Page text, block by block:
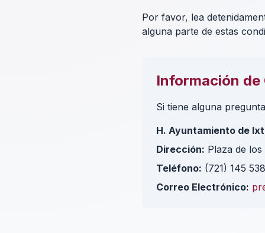
Por favor, lea
alguna parte de estas
Información
Si tiene alguna
H. Ayuntamiento de
Dirección: Plaza de
Teléfono: (721) 145
Correo Electrónico: